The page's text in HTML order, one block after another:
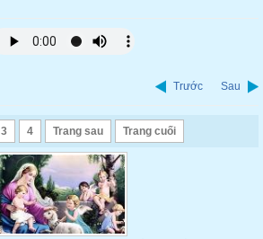
Trước Sau
3 4 Trang sau Trang cuối